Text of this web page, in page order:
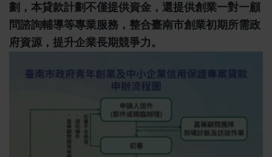
劃，本貸款計劃不僅提供資金，還提供創業一對一顧
問諮詢輔導等專業服務，整合臺南市創業初期所需政
府資源，提升企業長期競爭力。